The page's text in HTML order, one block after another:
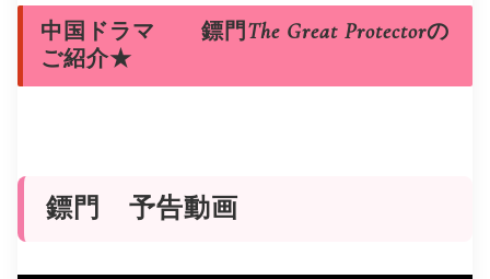
中国ドラマ 鏢門The Great Protectorの
ご紹介★
鏢門 予告動画